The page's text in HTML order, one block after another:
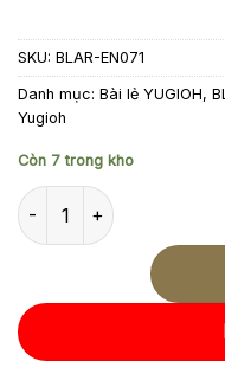
SKU: BLAR-EN071
Danh mục: Bài lẻ YUGIOH,
Yugioh
Còn 7 trong kho
BLAR-EN071 -